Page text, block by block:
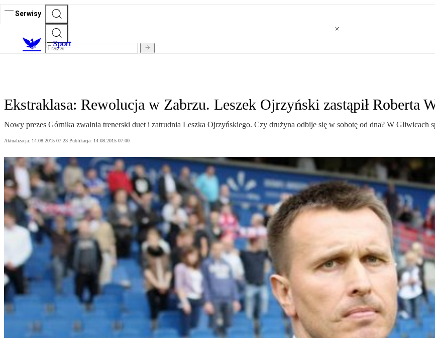
Serwisy
Sport
Ekstraklasa: Rewolucja w Zabrzu. Leszek Ojrzyński zastąpił Roberta
Nowy prezes Górnika zwalnia trenerski duet i zatrudnia Leszka Ojrzyńskiego. Czy drużyna odbije się w sobotę od dna? W Gliwicach
Aktualizacja: 14.08.2015 07:23 Publikacja: 14.08.2015 07:00